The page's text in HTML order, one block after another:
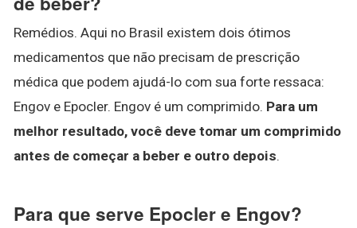
Remédios. Aqui no Brasil existem dois ótimos
medicamentos que não precisam de prescrição
médica que podem ajudá-lo com sua forte ressaca:
Engov e Epocler. Engov é um comprimido. Para um
melhor resultado, você deve tomar um comprimido
antes de começar a beber e outro depois.
Para que serve Epocler e Engov?